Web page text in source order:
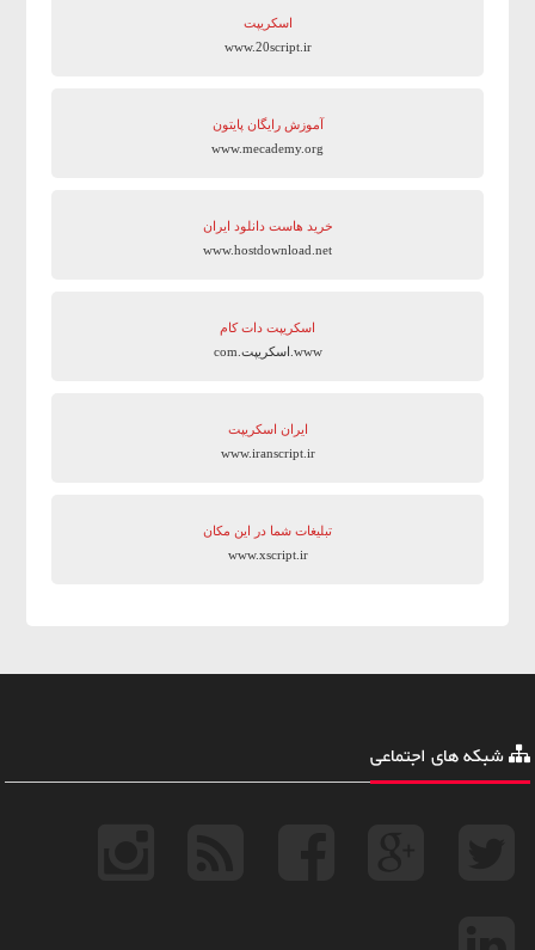
اسکریپت
www.20script.ir
آموزش رایگان پایتون
www.mecademy.org
خرید هاست دانلود ایران
www.hostdownload.net
اسکریپت دات کام
www.اسکریپت.com
ایران اسکریپت
www.iranscript.ir
تبلیغات شما در این مکان
www.xscript.ir
شبکه های اجتماعی